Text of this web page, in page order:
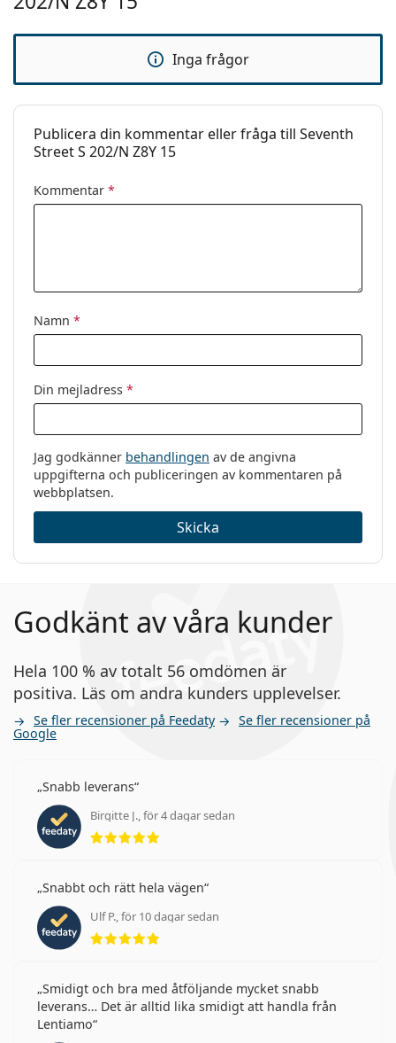
Inga frågor
Publicera din kommentar eller fråga till Seventh
Street S 202/N Z8Y 15
Kommentar *
Namn *
Din mejladress *
Jag godkänner behandlingen av de angivna
uppgifterna och publiceringen av kommentaren på
webbplatsen.
Skicka
Godkänt av våra kunder
Hela 100 % av totalt 56 omdömen är
positiva. Läs om andra kunders upplevelser.
Se fler recensioner på Feedaty Se fler recensioner på
Google
Snabb leverans
Birgitte J., för 4 dagar sedan
Betyg 5 av 5
Snabbt och rätt hela vägen
Ulf P., för 10 dagar sedan
Betyg 5 av 5
Smidigt och bra med åtföljande mycket snabb
leverans… Det är alltid lika smidigt att handla från
Lentiamo